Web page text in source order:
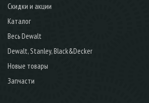
Скидки и акции
Каталог
Весь Dewalt
Dewalt, Stanley, Black&Decker
Новые товары
Запчасти